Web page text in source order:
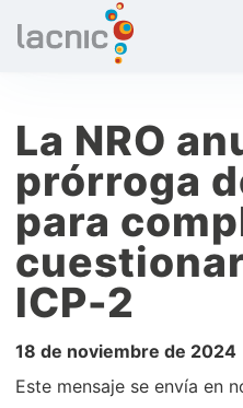
La NRO
prórroga
para
ICP-2
18 de noviembre de 2024
Este mensaje se envía en